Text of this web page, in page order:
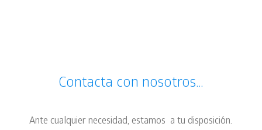
Contacta con nosotros…
Ante cualquier necesidad, estamos a tu disposición.